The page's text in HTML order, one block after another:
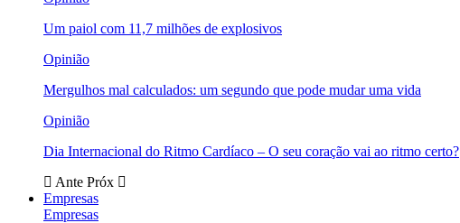
Um paiol com 11,7 milhões de explosivos
Opinião
Mergulhos mal calculados: um segundo que pode mudar uma vida
Opinião
Dia Internacional do Ritmo Cardíaco – O seu coração vai ao ritmo certo?
Ante Próx
Empresas
Empresas